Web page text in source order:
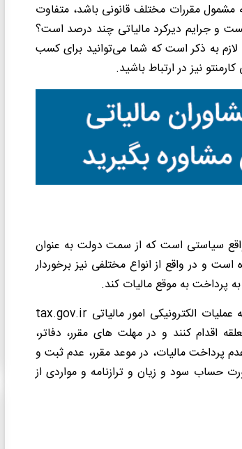
مقررات مختلف قانونی باشد، متفاوت
و جرایم دیرکرد مالیاتی چند درصد است؟
لازم به ذکر است که شما می‌توانید برای کسب
نیز در ارتباط باشید.
واقع سیاستی است که از سمت دولت به عنوان
و در واقع از انواع مختلفی نیز برخوردار
پرداخت به موقع مالیات کند.
لازم به ذکر است که تمامی مشمولین مالیات، موظف هستند تا از طریق سامانه عملیات الکترونیکی امور مالیاتی tax.gov.ir
اقدام کنند و در مهلت های مقرر، دفاتر،
پرداخت مالیات، در موعد مقرر، عدم ثبت و
صورت حساب سود و زیان و ترازنامه و مواردی از